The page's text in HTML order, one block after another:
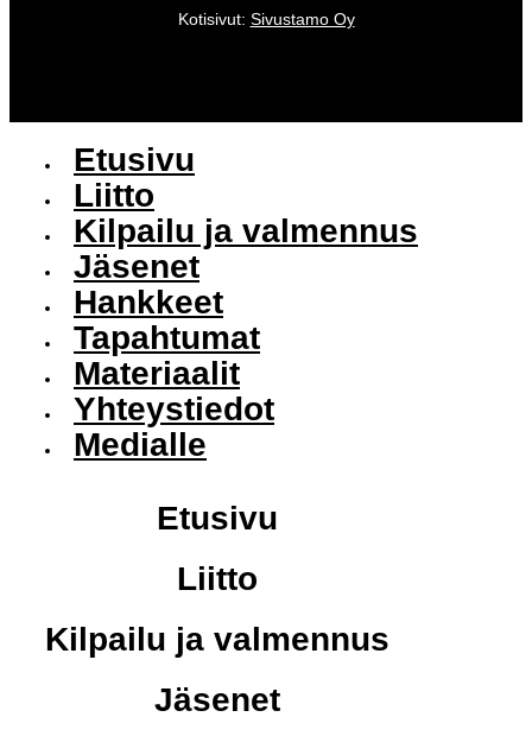
Kotisivut: Sivustamo Oy
Etusivu
Liitto
Kilpailu ja valmennus
Jäsenet
Hankkeet
Tapahtumat
Materiaalit
Yhteystiedot
Medialle
Etusivu
Liitto
Kilpailu ja valmennus
Jäsenet